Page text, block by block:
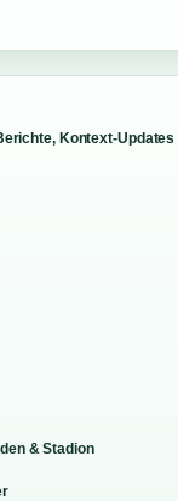
Kontext-Updates
& Stadion